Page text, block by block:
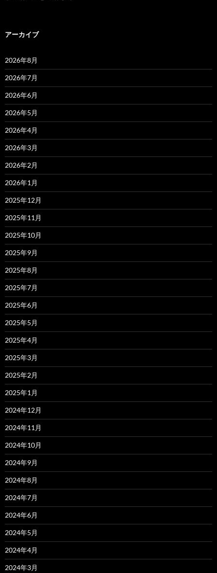
アーカイブ
2026年8月
2026年7月
2026年6月
2026年5月
2026年4月
2026年3月
2026年2月
2026年1月
2025年12月
2025年11月
2025年10月
2025年9月
2025年8月
2025年7月
2025年6月
2025年5月
2025年4月
2025年3月
2025年2月
2025年1月
2024年12月
2024年11月
2024年10月
2024年9月
2024年8月
2024年7月
2024年6月
2024年5月
2024年4月
2024年3月